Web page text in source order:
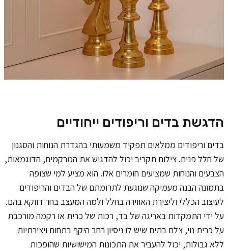
הדגשת בדים וריפודים ייחודיים
בדים וריפודים ממלאים תפקיד משמעותי בהגדרת הנוחות והסגנון
של חלל פנים. צילום תקריב יכול להדגיש את המרקמים, הדוגמאות,
הצבעים והנוחות שמציעים חומרים אלו. הוא מציע למי שצופה
בתמונה הבנה מעמיקה שנוגעת לתרומתם של הבדים והריפודים
לעיצוב הכללי וליצירת האווירה בחלל ולמה המעצב בחר דווקא בהם.
על ידי התמקדות באריגה של בד, רכות של כרית או רקמה מורכבת
על כרית נוי, צלם בתים שיש לו ניסיון רחב היקף בתחום ויצירתיות
ללא גבולות, יכול להעביר את התכונות המישושיות שהופכות